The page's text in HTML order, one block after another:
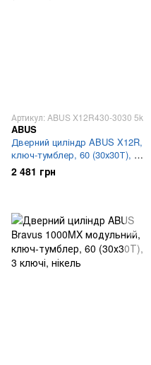
Артикул: ABUS X12R430-3030 5k
ABUS
Дверний циліндр ABUS X12R,
ключ-тумблер, 60 (30х30Т), 5
ключів, нікель
2 481 грн